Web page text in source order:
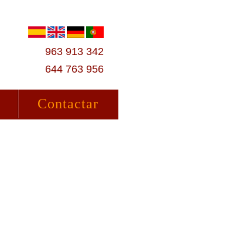
963 913 342
644 763 956
Contactar